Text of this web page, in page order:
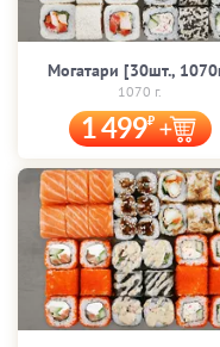
Могатари [30шт.,
1070 г.
1 499